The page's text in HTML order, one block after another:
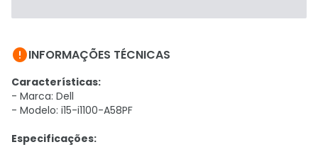
INFORMAÇÕES TÉCNICAS
Características:
- Marca: Dell
- Modelo: i15-i1100-A58PF
Especificações: